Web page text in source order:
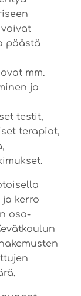
päästä
mm.
ja
testit,
terapiat,
kerro
osa-